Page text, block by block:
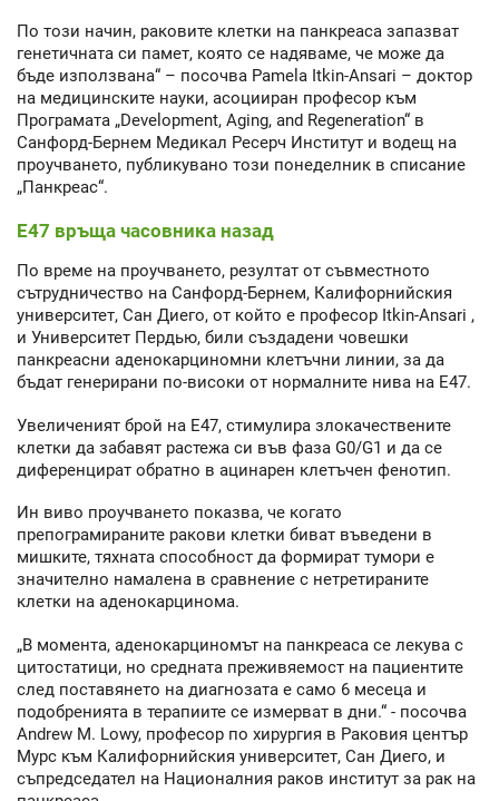
По този начин, раковите клетки на панкреаса запазват
генетичната си памет, която се надяваме, че може да
бъде използвана“ – посочва Pamela Itkin-Ansari – доктор
на медицинските науки, асоцииран професор към
Програмата „Development, Aging, and Regeneration“ в
Санфорд-Бернем Медикал Ресерч Институт и водещ на
проучването, публикувано този понеделник в списание
„Панкреас“.
Е47 връща часовника назад
По време на проучването, резултат от съвместното
сътрудничество на Санфорд-Бернем, Калифорнийския
университет, Сан Диего, от който е професор Itkin-Ansari ,
и Университет Пердью, били създадени човешки
панкреасни аденокарциномни клетъчни линии, за да
бъдат генерирани по-високи от нормалните нива на Е47.
Увеличеният брой на Е47, стимулира злокачествените
клетки да забавят растежа си във фаза G0/G1 и да се
диференцират обратно в ацинарен клетъчен фенотип.
Ин виво проучването показва, че когато
препограмираните ракови клетки биват въведени в
мишките, тяхната способност да формират тумори е
значително намалена в сравнение с нетретираните
клетки на аденокарцинома.
„В момента, аденокарциномът на панкреаса се лекува с
цитостатици, но средната преживяемост на пациентите
след поставянето на диагнозата е само 6 месеца и
подобренията в терапиите се измерват в дни.“ - посочва
Andrew M. Lowy, професор по хирургия в Раковия център
Мурс към Калифорнийския университет, Сан Диего, и
съпредседател на Националния раков институт за рак на